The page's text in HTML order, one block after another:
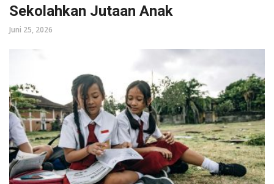
Sekolahkan Jutaan Anak
Juni 25, 2026